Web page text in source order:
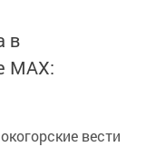
в
MАХ:
вести